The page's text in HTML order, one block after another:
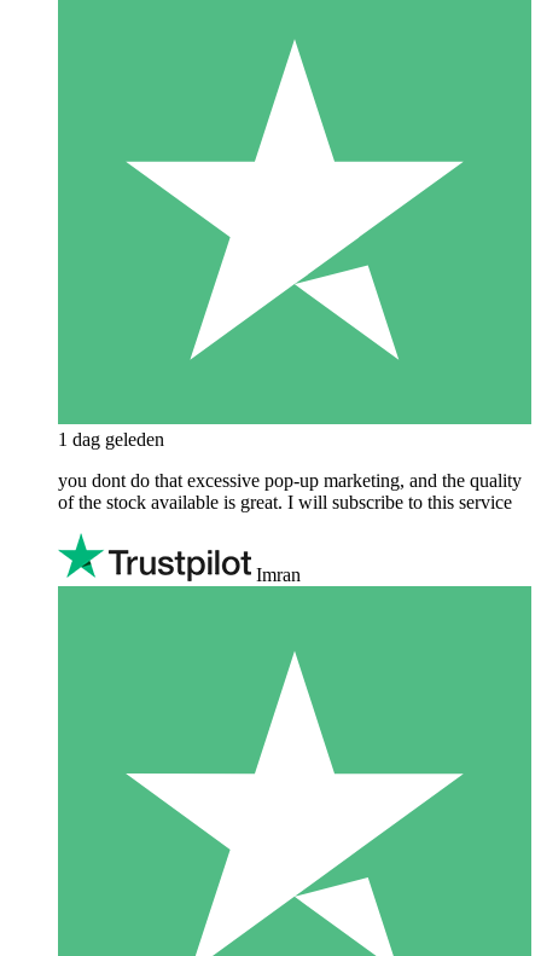
1 dag geleden
you dont do that excessive pop-up marketing, and the quality
of the stock available is great. I will subscribe to this service
Imran